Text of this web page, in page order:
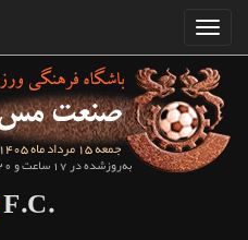
جمعه 15 مرداد ماه 1405
به‌روزشده در 17 ساعت و 20 دقیقه قبل
F.C.